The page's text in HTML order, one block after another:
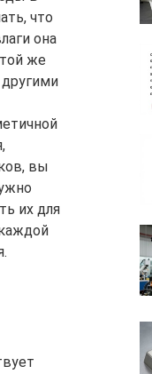
что
она
же
вы
их для